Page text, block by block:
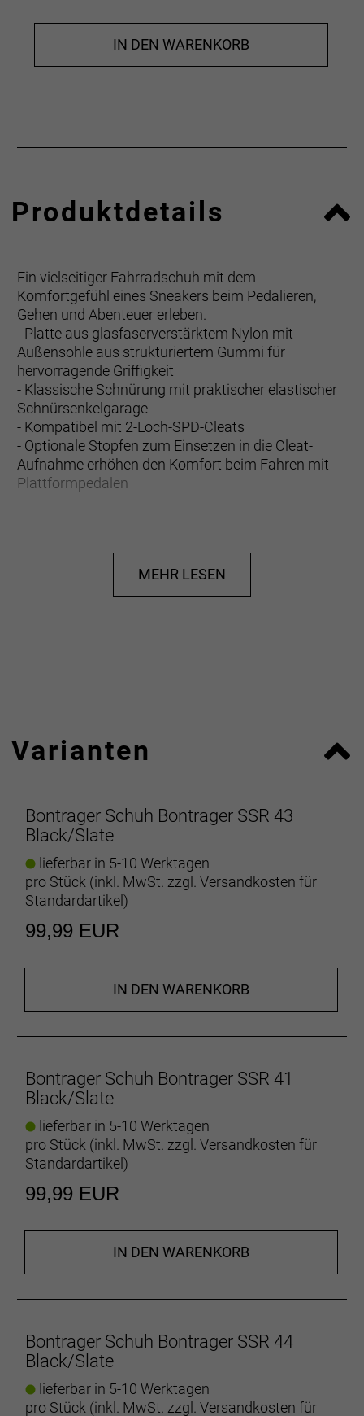
IN DEN WARENKORB
Produktdetails
Ein vielseitiger Fahrradschuh mit dem
Komfortgefühl eines Sneakers beim Pedalieren,
Gehen und Abenteuer erleben.
- Platte aus glasfaserverstärktem Nylon mit
Außensohle aus strukturiertem Gummi für
hervorragende Griffigkeit
- Klassische Schnürung mit praktischer elastischer
Schnürsenkelgarage
- Kompatibel mit 2-Loch-SPD-Cleats
- Optionale Stopfen zum Einsetzen in die Cleat-
Aufnahme erhöhen den Komfort beim Fahren mit
Plattformpedalen
- Fasergehalt (oben): 60,9% Polyester, 37,1% PU, 2%
MEHR LESEN
Varianten
Bontrager Schuh Bontrager SSR 43
Black/Slate
lieferbar in 5-10 Werktagen
pro Stück (inkl. MwSt. zzgl. Versandkosten für
Standardartikel)
99,99 EUR
IN DEN WARENKORB
Bontrager Schuh Bontrager SSR 41
Black/Slate
lieferbar in 5-10 Werktagen
pro Stück (inkl. MwSt. zzgl. Versandkosten für
Standardartikel)
99,99 EUR
IN DEN WARENKORB
Bontrager Schuh Bontrager SSR 44
Black/Slate
lieferbar in 5-10 Werktagen
pro Stück (inkl. MwSt. zzgl. Versandkosten für